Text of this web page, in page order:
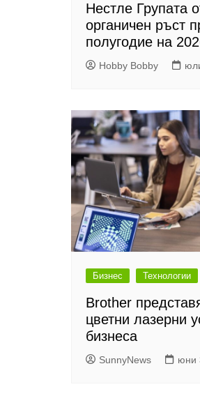
Нестле Групата
органичен ръст
полугодие на
Hobby Bobby
Бизнес Технологии
Brother
цветни лазерни
бизнеса
SunnyNews юни